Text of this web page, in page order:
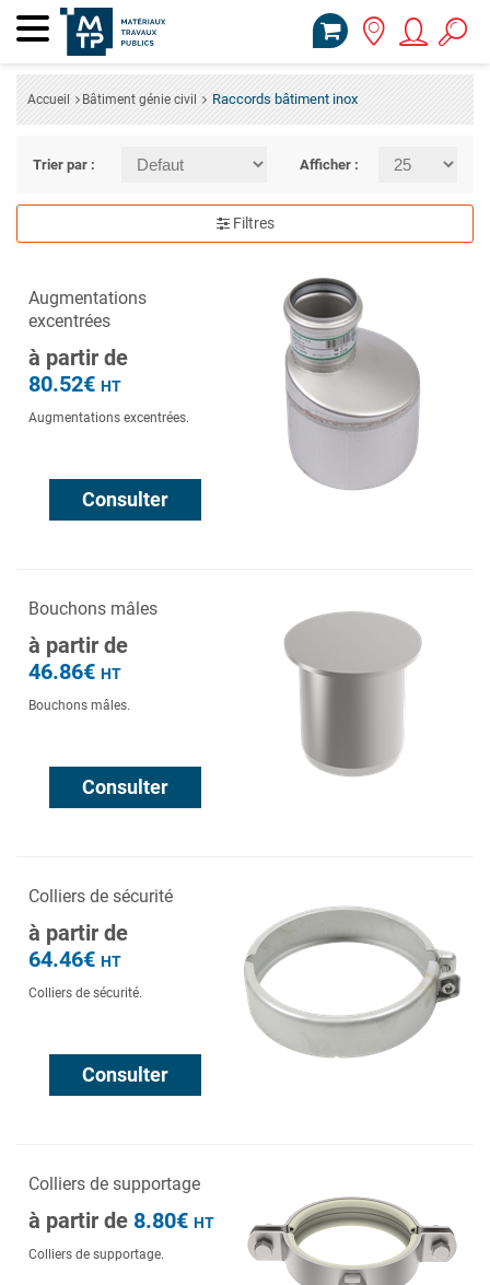
Accueil Bâtiment génie civil Raccords bâtiment inox
Trier par : Afficher :
Filtres
Augmentations
excentrées
à partir de
80.52€ HT
Augmentations excentrées.
Consulter
Bouchons mâles
à partir de
46.86€ HT
Bouchons mâles.
Consulter
Colliers de sécurité
à partir de
64.46€ HT
Colliers de sécurité.
Consulter
Colliers de supportage
à partir de 8.80€ HT
Colliers de supportage.